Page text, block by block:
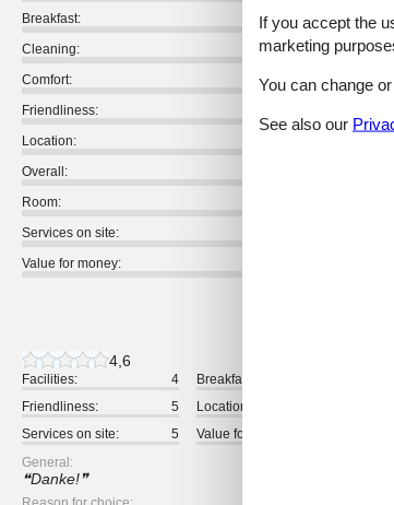
Breakfast:
Cleaning:
Comfort:
Friendliness:
Location:
Overall:
Room:
Services on site:
Value for money:
4,6
Facilities: 4 Breakfast:
Friendliness:
5 Location:
Services on site:
5 Value for money:
General:
Danke!
If you accept the
marketing
You can change
See also our